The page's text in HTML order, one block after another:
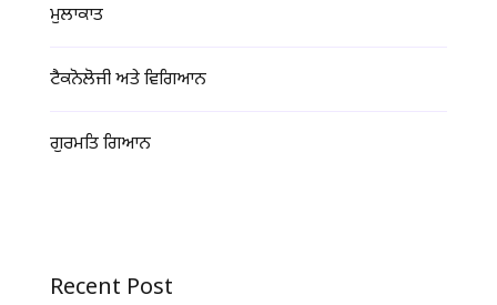
ਮੁਲਾਕਾਤ
ਟੈਕਨੋਲੋਜੀ ਅਤੇ ਵਿਗਿਆਨ
ਗੁਰਮਤਿ ਗਿਆਨ
Recent Post